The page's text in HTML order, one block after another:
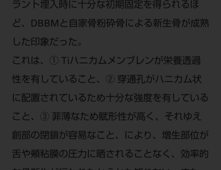
ラント埋入時に十分な初期固定を得られるほ
ど、DBBMと自家骨粉砕骨による新生骨が成熟
した印象だった。
これは、① Tiハニカムメンブレンが栄養透過
性を有していること、② 穿通孔がハニカム状
に配置されているため十分な強度を有している
こと、③ 菲薄なため賦形性が高く、それゆえ
創部の閉鎖が容易なこと、により、増生部位が
舌や頰粘膜の圧力に晒されることなく、効率的